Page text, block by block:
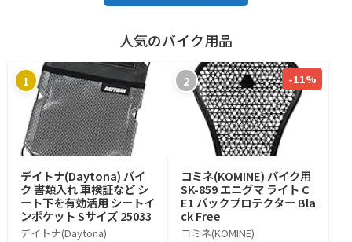
人気のバイク用品
1
デイトナ(Daytona) バイ
ク 書類入れ 車検証など シ
ート下を有効活用 シートイ
ンポケット Sサイズ 25033
デイトナ(Daytona)
2 -11%
コミネ(KOMINE) バイク用
SK-859 エニグマ ライト C
E1 バックプロテクター Bla
ck Free
コミネ(KOMINE)